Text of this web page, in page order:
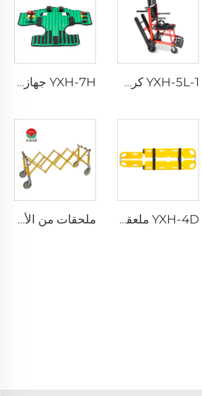
YXH-5L-1 كرسي متحرك كهربائي للشلل الدماغي YXH-7H جهاز إنقاذ طارئ
YXH-4D ملعقة بلاستيكية قابلة للتمدد لتجهيزات المستشفيات الطبية ملحقات من الألمنيوم لنقل النعosh في الكنيسة